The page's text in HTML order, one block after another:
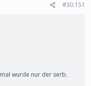
#30.151
wurde nur der serb.